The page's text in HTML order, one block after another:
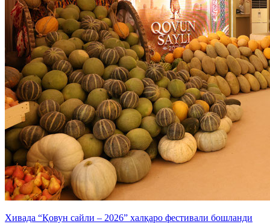
Хивада “Қовун сайли – 2026” халқаро фестивали бошланди